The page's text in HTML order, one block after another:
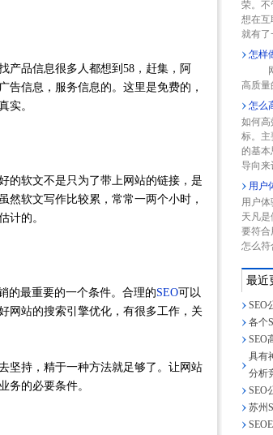
品信息很多人都想到58，赶集，阿
告信息，服务信息的。这里是免费的，
实。
软文不是只为了带上网站的链接，是
然软文写作比较累，常常一两个小时，
计的。
最重要的一个条件。合理的SEO可以
网站的搜索引擎优化，有很多工作，关
持，精于一种方法就足够了。让网站
务的必要条件。
荣。不
想在
就有了
怎样
网站
高质量
怎么
如何高
标。
的基
导向来
用户
用户
天凡
要符合
怎么符
最近
SEO
各个
SEO
具有
分析
SEO
苏州